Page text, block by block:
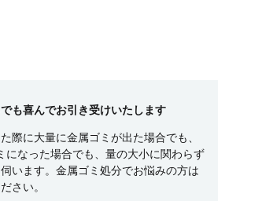
も喜んでお引き受けいたします
際に大量に金属ゴミが出た場合でも、
になった場合でも、量の大小に関わらず
います。金属ゴミ処分でお悩みの方は
さい。